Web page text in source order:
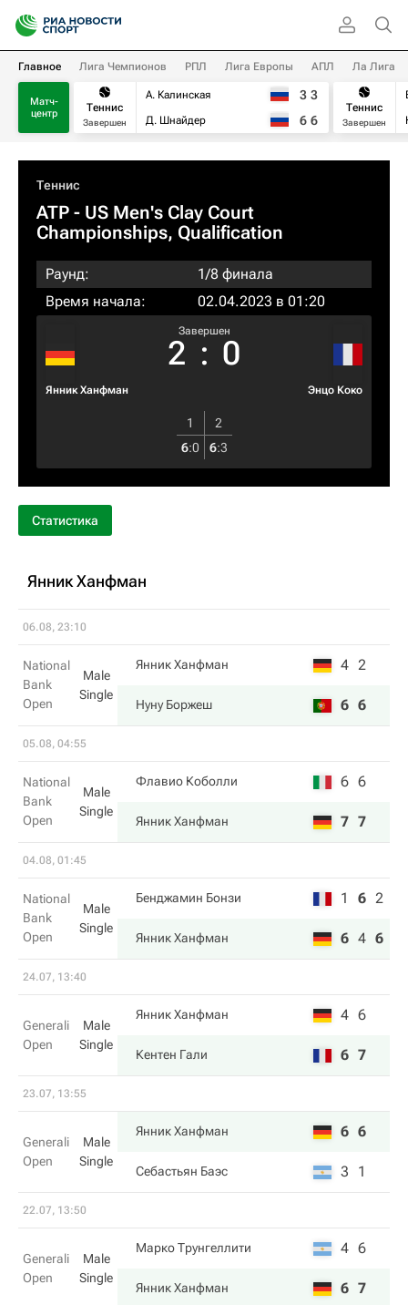
Главное Лига Чемпионов РПЛ Лига Европы АПЛ Ла Лига
Матч-
центр
Теннис
Завершен
А. Калинская
Д. Шнайдер
3 3
6 6
Теннис
Завершен
Теннис
ATP - US Men's Clay Court
Championships, Qualification
Раунд:
1/8 финала
Время начала:
02.04.2023 в 01:20
Янник Ханфман
Завершен
2 : 0
Энцо Коко
1
2
6:0 6:3
Статистика
Янник Ханфман
06.08, 23:10
National
Bank
Open
Male
Single
Янник Ханфман 4 2
Нуну Боржеш 6 6
05.08, 04:55
National
Bank
Open
Male
Single
Флавио Коболли 6 6
Янник Ханфман 7 7
04.08, 01:45
National
Bank
Open
Male
Single
Бенджамин Бонзи 1 6 2
Янник Ханфман 6 4 6
24.07, 13:40
Generali
Open
Male
Single
Янник Ханфман 4 6
Кентен Гали 6 7
23.07, 13:55
Generali
Open
Male
Single
Янник Ханфман 6 6
Себастьян Баэс 3 1
22.07, 13:50
Generali
Open
Male
Single
Марко Трунгеллити 4 6
Янник Ханфман 6 7